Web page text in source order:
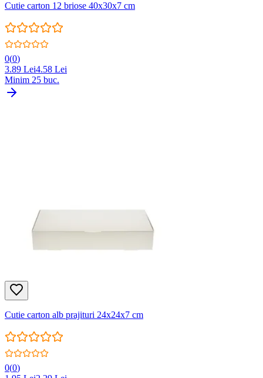
Cutie carton 12 briose 40x30x7 cm
0(0)
3.89 Lei4.58 Lei
Minim 25 buc.
Cutie carton alb prajituri 24x24x7 cm
0(0)